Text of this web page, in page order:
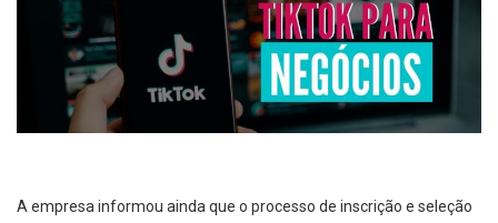
A empresa informou ainda que o processo de inscrição e seleção